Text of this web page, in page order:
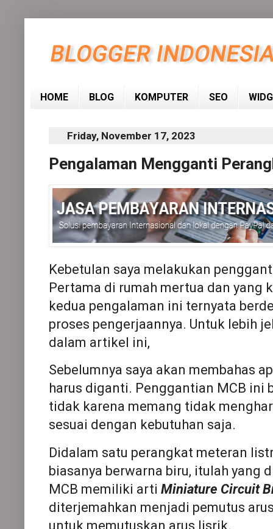
HOME BLOG KOMPUTER SEO
Friday, November 17, 2023
Pengalaman Mengganti
Kebetulan saya melakukan
Pertama di rumah mertua dan yang
kedua pengalaman ini ternyata
proses pengerjaannya. Untuk lebih
dalam artikel ini,
Sebelumnya saya akan membahas
harus diganti. Penggantian MCB ini
tidak karena memang tidak
sesuai dengan kebutuhan saja.
Didalam satu perangkat meteran
biasanya berwarna biru, itulah yang
MCB memiliki arti Miniature Circuit
diterjemahkan menjadi pemutus
untuk memutuskan arus lisrik.